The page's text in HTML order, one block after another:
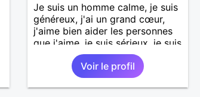
Je suis un homme calme, je suis
généreux, j'ai un grand cœur,
j'aime bien aider les personnes
que j'aime, je suis sérieux, je suis
sincère, je suis honnête, j'aime
pas qu'on joue avec moi et
j'aime pas les mensonges. Je
cherche une relation amoureuse
Voir le profil